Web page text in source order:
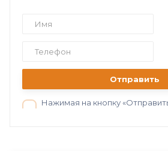
Отправить
Нажимая на кнопку «Отправить», я даю согласие на обработку